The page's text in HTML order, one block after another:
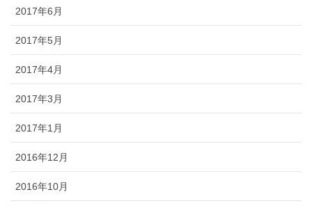
2017年6月
2017年5月
2017年4月
2017年3月
2017年1月
2016年12月
2016年10月